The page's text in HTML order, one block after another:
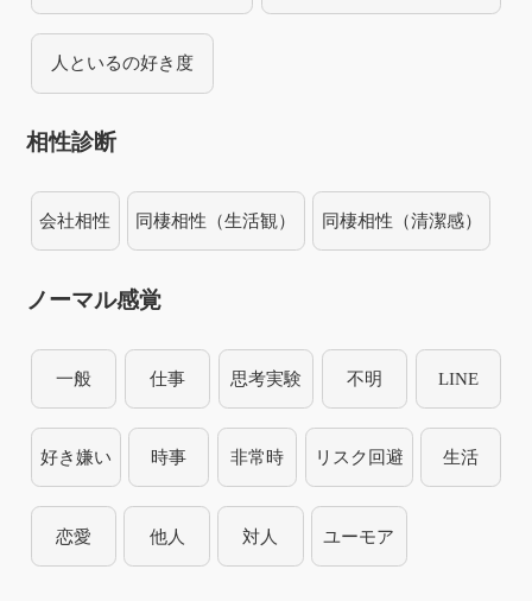
人といるの好き度
相性診断
会社相性 同棲相性（生活観） 同棲相性（清潔感）
ノーマル感覚
一般 仕事 思考実験 不明 LINE
好き嫌い 時事 非常時 リスク回避 生活
恋愛 他人 対人 ユーモア